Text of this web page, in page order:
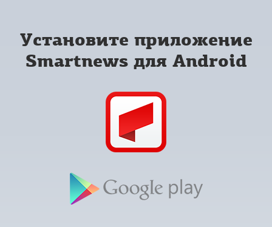
Установите приложение
Smartnews для Android